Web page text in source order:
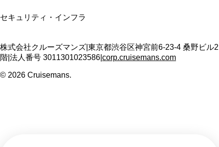
セキュリティ・インフラ
株式会社クルーズマンズ 東京都渋谷区神宮前6-23-4 桑野ビル2
階 法人番号 3011301023586 corp.cruisemans.com
© 2026 Cruisemans.